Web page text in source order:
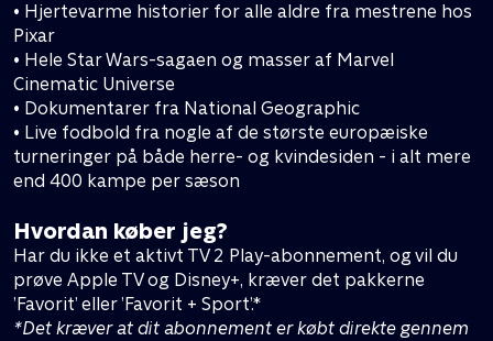
• Hjertevarme historier for alle aldre fra mestrene hos
Pixar
• Hele Star Wars-sagaen og masser af Marvel
Cinematic Universe
• Dokumentarer fra National Geographic
• Live fodbold fra nogle af de største europæiske
turneringer på både herre- og kvindesiden - i alt mere
end 400 kampe per sæson
Hvordan køber jeg?
Har du ikke et aktivt TV 2 Play-abonnement, og vil du
prøve Apple TV og Disney+, kræver det pakkerne
’Favorit’ eller ’Favorit + Sport’.*
*Det kræver at dit abonnement er købt direkte gennem